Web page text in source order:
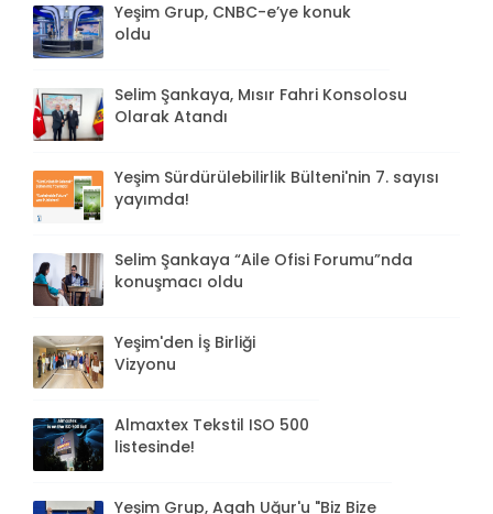
Yeşim Grup, CNBC-e’ye konuk
oldu
Selim Şankaya, Mısır Fahri Konsolosu
Olarak Atandı
Yeşim Sürdürülebilirlik Bülteni'nin 7. sayısı
yayımda!
Selim Şankaya “Aile Ofisi Forumu”nda
konuşmacı oldu
Yeşim'den İş Birliği
Vizyonu
Almaxtex Tekstil ISO 500
listesinde!
Yeşim Grup, Agah Uğur'u "Biz Bize